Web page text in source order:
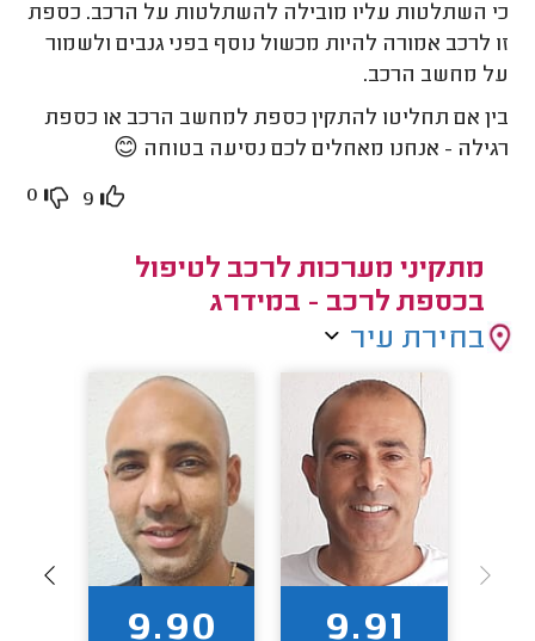
כי השתלטות עליו מובילה להשתלטות על הרכב. כספת
זו לרכב אמורה להיות מכשול נוסף בפני גנבים ולשמור
על מחשב הרכב.
בין אם תחליטו להתקין כספת למחשב הרכב או כספת
רגילה - אנחנו מאחלים לכם נסיעה בטוחה 😊
9
0
מתקיני מערכות לרכב לטיפול
בכספת לרכב - במידרג
בחירת עיר
9.91
9.90